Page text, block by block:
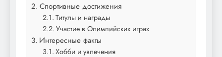
Спортивные достижения
Титулы и награды
Участие в Олимпийских играх
Интересные факты
Хобби и увлечения